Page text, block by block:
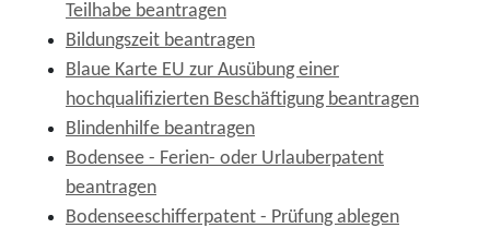
Teilhabe beantragen
Bildungszeit beantragen
Blaue Karte EU zur Ausübung einer
hochqualifizierten Beschäftigung beantragen
Blindenhilfe beantragen
Bodensee - Ferien- oder Urlauberpatent
beantragen
Bodenseeschifferpatent - Prüfung ablegen